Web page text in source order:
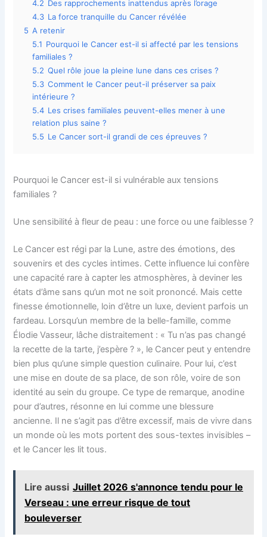
4.2 Des rapprochements inattendus après l’orage
4.3 La force tranquille du Cancer révélée
5 A retenir
5.1 Pourquoi le Cancer est-il si affecté par les tensions
familiales ?
5.2 Quel rôle joue la pleine lune dans ces crises ?
5.3 Comment le Cancer peut-il préserver sa paix
intérieure ?
5.4 Les crises familiales peuvent-elles mener à une
relation plus saine ?
5.5 Le Cancer sort-il grandi de ces épreuves ?
Pourquoi le Cancer est-il si vulnérable aux tensions
familiales ?
Une sensibilité à fleur de peau : une force ou une faiblesse ?
Le Cancer est régi par la Lune, astre des émotions, des
souvenirs et des cycles intimes. Cette influence lui confère
une capacité rare à capter les atmosphères, à deviner les
états d’âme sans qu’un mot ne soit prononcé. Mais cette
finesse émotionnelle, loin d’être un luxe, devient parfois un
fardeau. Lorsqu’un membre de la belle-famille, comme
Élodie Vasseur, lâche distraitement : « Tu n’as pas changé
la recette de la tarte, j’espère ? », le Cancer peut y entendre
bien plus qu’une simple question culinaire. Pour lui, c’est
une mise en doute de sa place, de son rôle, voire de son
identité au sein du groupe. Ce type de remarque, anodine
pour d’autres, résonne en lui comme une blessure
ancienne. Il ne s’agit pas d’être excessif, mais de vivre dans
un monde où les mots portent des sous-textes invisibles –
et le Cancer les lit tous.
Lire aussi Juillet 2026 s'annonce tendu pour le
Verseau : une erreur risque de tout
bouleverser